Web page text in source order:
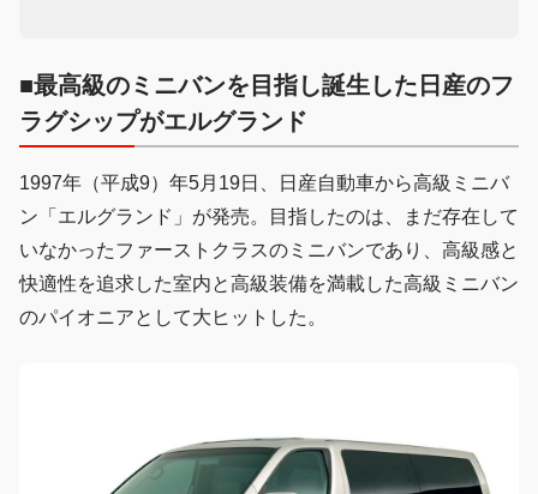
■最高級のミニバンを目指し誕生した日産のフ
ラグシップがエルグランド
1997年（平成9）年5月19日、日産自動車から高級ミニバ
ン「エルグランド」が発売。目指したのは、まだ存在して
いなかったファーストクラスのミニバンであり、高級感と
快適性を追求した室内と高級装備を満載した高級ミニバン
のパイオニアとして大ヒットした。